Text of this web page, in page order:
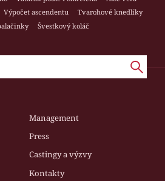
Výpočet ascendentu
Tvarohové knedlíky
Švestkový koláč
Management
Press
Castingy a výzvy
Kontakty